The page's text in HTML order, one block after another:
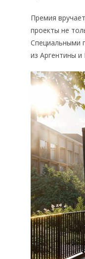
Премия
проекты не
Специальными
из Аргентины